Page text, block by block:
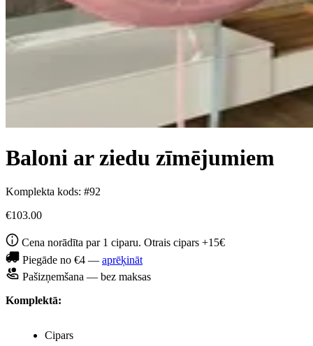
Baloni ar ziedu zīmējumiem
Komplekta kods: #92
€103.00
Cena norādīta par 1 ciparu. Otrais cipars +15€
Piegāde no €4 — aprēķināt
Pašizņemšana — bez maksas
Komplektā:
Cipars